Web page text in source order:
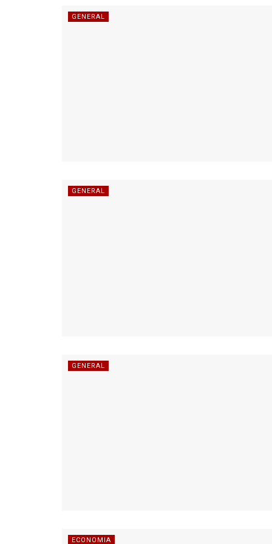
GENERAL
GENERAL
GENERAL
ECONOMIA